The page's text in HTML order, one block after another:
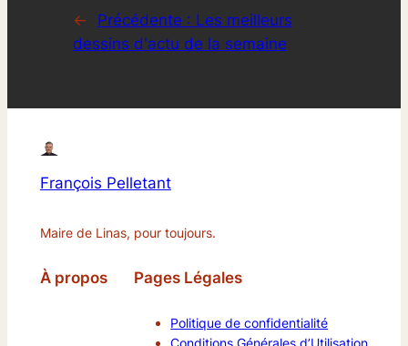
← Précédente : Les meilleurs
dessins d'actu de la semaine
François Pelletant
Maire de Linas, pour toujours.
À propos Pages Légales
Politique de confidentialité
Conditions Générales d’Utilisation